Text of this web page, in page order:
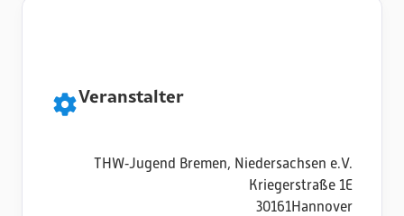
Veranstalter
THW‑Jugend Bremen, Niedersachsen e.V.
Kriegerstraße 1E
30161Hannover